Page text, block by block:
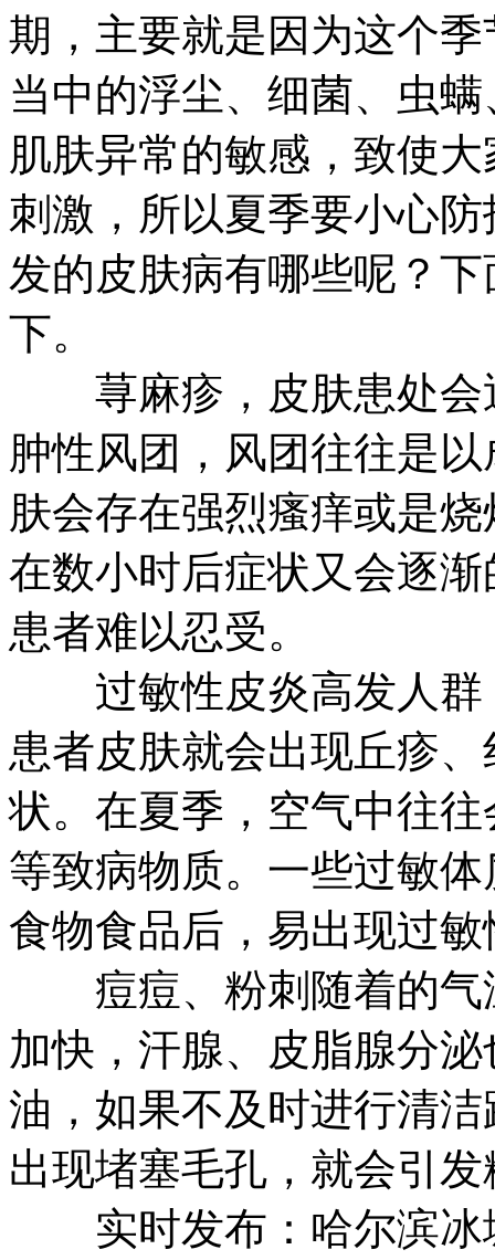
期，主要就是因为这个
当中的浮尘、细菌、虫
肌肤异常的敏感，致使
刺激，所以夏季要小心
发的皮肤病有哪些呢？
下。
荨麻疹，皮肤患处会
肿性风团，风团往往是
肤会存在强烈瘙痒或是
在数小时后症状又会逐
患者难以忍受。
过敏性皮炎高发人群
患者皮肤就会出现丘疹
状。在夏季，空气中往
等致病物质。一些过敏
食物食品后，易出现过
痘痘、粉刺随着的气
加快，汗腺、皮脂腺分
油，如果不及时进行清
出现堵塞毛孔，就会引
实时发布：哈尔滨冰